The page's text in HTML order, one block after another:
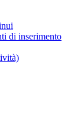
di inserimento